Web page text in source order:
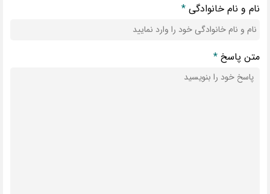
نام و نام خانوادگی*
متن پاسخ*